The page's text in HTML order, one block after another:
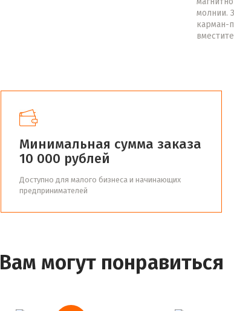
молнии.
карман-
Минимальная сумма заказа
10 000 рублей
Доступно для малого бизнеса и начинающих
предпринимателей
Вам могут понравиться